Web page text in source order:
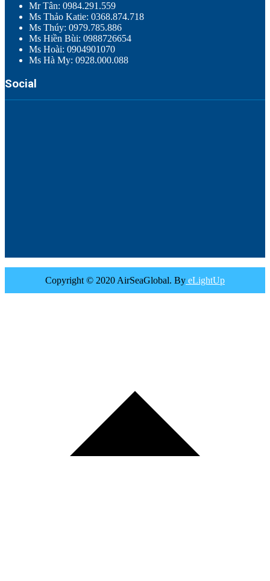
Mr Tân: 0984.291.559
Ms Thảo Katie: 0368.874.718
Ms Thúy: 0979.785.886
Ms Hiền Bùi: 0988726654
Ms Hoài: 0904901070
Ms Hà My: 0928.000.088
Social
Copyright © 2020 AirSeaGlobal. By eLightUp